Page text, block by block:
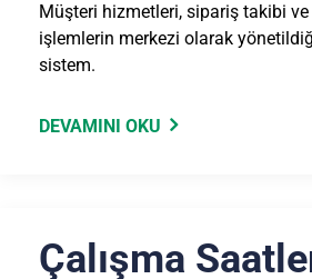
Müşteri hizmetleri, sipariş takibi
işlemlerin merkezi olarak
sistem.
DEVAMINI OKU
Çalışma